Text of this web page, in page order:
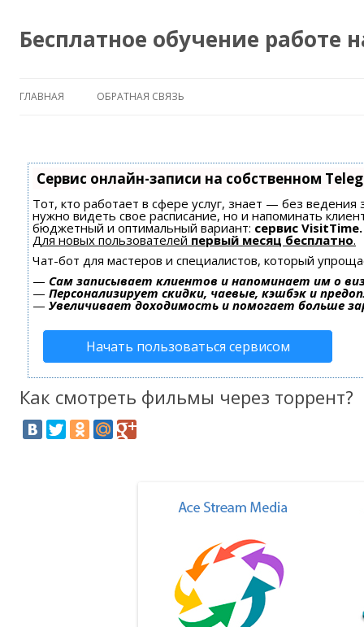
Бесплатное обучение работе
ГЛАВНАЯ ОБРАТНАЯ СВЯЗЬ
Сервис онлайн-записи на собственном
Тот, кто работает в сфере услуг, знает — без ведения
нужно видеть свое расписание, но и напоминать
бюджетный и оптимальный вариант: сервис VisitTime.
Для новых пользователей первый месяц бесплатно.
Чат-бот для мастеров и специалистов, который
— Сам записывает клиентов и напоминает им о
— Персонализирует скидки, чаевые, кэшбэк и
— Увеличивает доходимость и помогает больше
Начать пользоваться сервисом
Как смотреть фильмы через торрент?